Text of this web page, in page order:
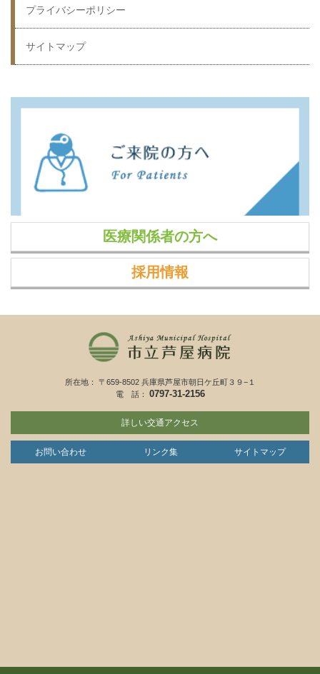
プライバシーポリシー
サイトマップ
医療関係者の方へ
採用情報
所在地： 〒659-8502 兵庫県芦屋市朝日ケ丘町３９−１
電 話： 0797-31-2156
詳しい交通アクセス
お問い合わせ リンク集 サイトマップ